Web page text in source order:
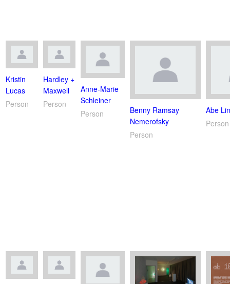
Kristin
Lucas
Person
Hardley +
Maxwell
Person
Anne-Marie
Schleiner
Person
Benny Ramsay
Nemerofsky
Person
Abe
Person